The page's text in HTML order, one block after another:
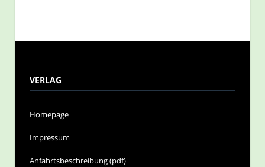
VERLAG
Homepage
Impressum
Anfahrtsbeschreibung (pdf)